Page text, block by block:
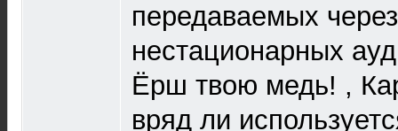
передаваемых
нестационарных
Ёрш твою медь! ,
вряд ли